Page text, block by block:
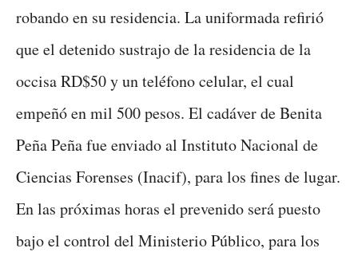
robando en su residencia. La uniformada refirió
que el detenido sustrajo de la residencia de la
occisa RD$50 y un teléfono celular, el cual
empeñó en mil 500 pesos. El cadáver de Benita
Peña Peña fue enviado al Instituto Nacional de
Ciencias Forenses (Inacif), para los fines de lugar.
En las próximas horas el prevenido será puesto
bajo el control del Ministerio Público, para los